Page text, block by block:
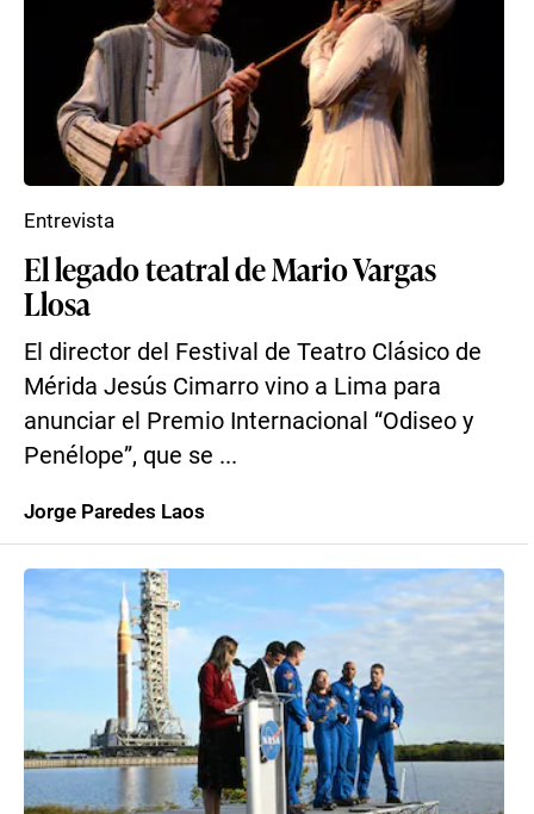
El legado teatral de Mario Vargas
Llosa
El director del Festival de Teatro Clásico de
Mérida Jesús Cimarro vino a Lima para
anunciar el Premio Internacional “Odiseo y
Penélope”, que se ...
Entrevista
Jorge Paredes Laos